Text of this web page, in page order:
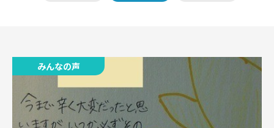
みんなの声